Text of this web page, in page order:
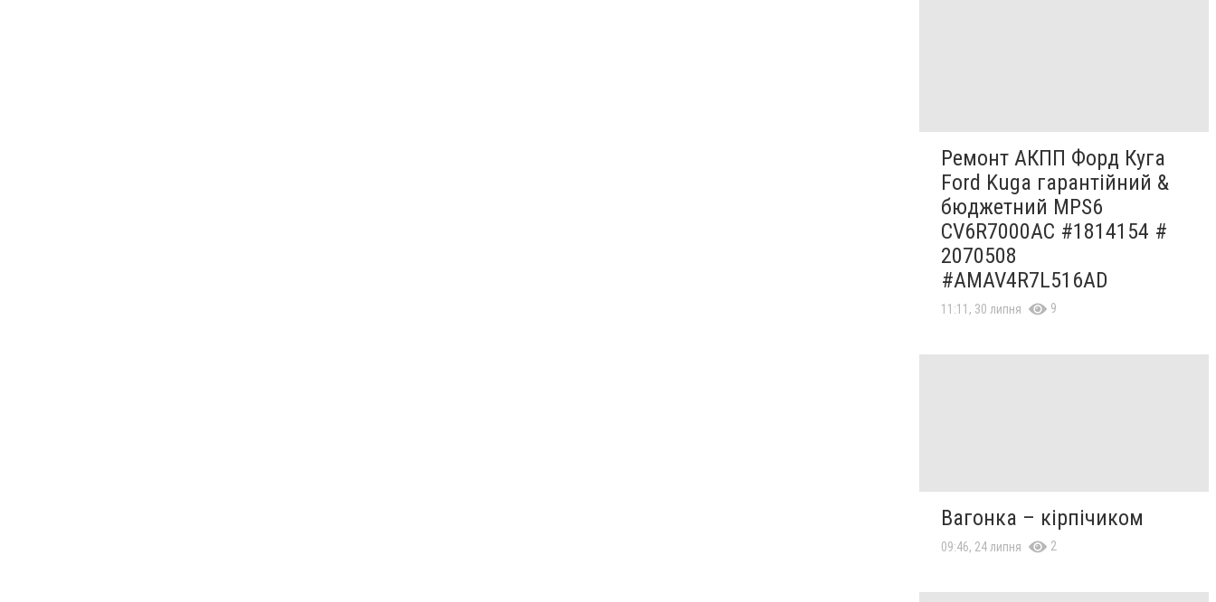
Ремонт АКПП Форд Куга
Ford Kuga гарантійний &
бюджетний MPS6
CV6R7000AC #1814154 #
2070508
#AMAV4R7L516AD
11:11, 30 липня 9
Вагонка – кірпічиком
09:46, 24 липня 2